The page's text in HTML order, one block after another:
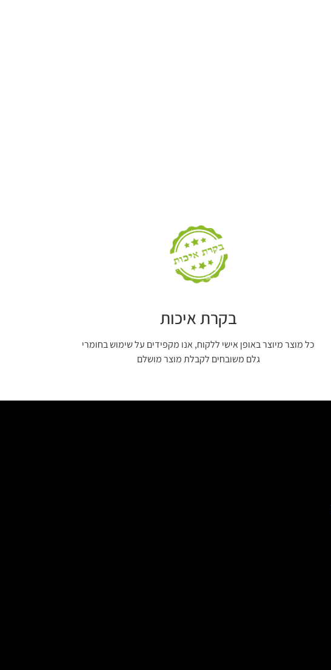
בקרת איכות
כל מוצר מיוצר באופן אישי ללקוח, אנו מקפידים על שימוש בחומרי
גלם משובחים לקבלת מוצר מושלם